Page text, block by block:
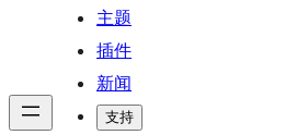
主题
插件
新闻
支持